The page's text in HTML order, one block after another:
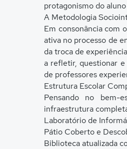
protagonismo do
A Metodologia
Em consonância com
ativa no processo de
da troca de
a refletir, questionar
de professores
Estrutura Escolar
Pensando no bem-
infraestrutura
Laboratório de
Pátio Coberto e
Biblioteca atualizada